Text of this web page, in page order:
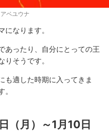
ベユウナ
なります。
あったり、自分にとっての王
そうです。
も適した時期に入ってきま
（月）～1月10日